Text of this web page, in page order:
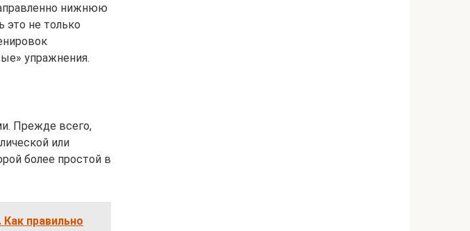
нижнюю
это не только
упражнения.
Прежде всего,
или
более простой в
правильно